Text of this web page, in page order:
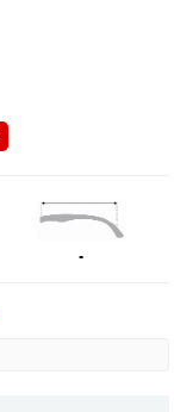
-